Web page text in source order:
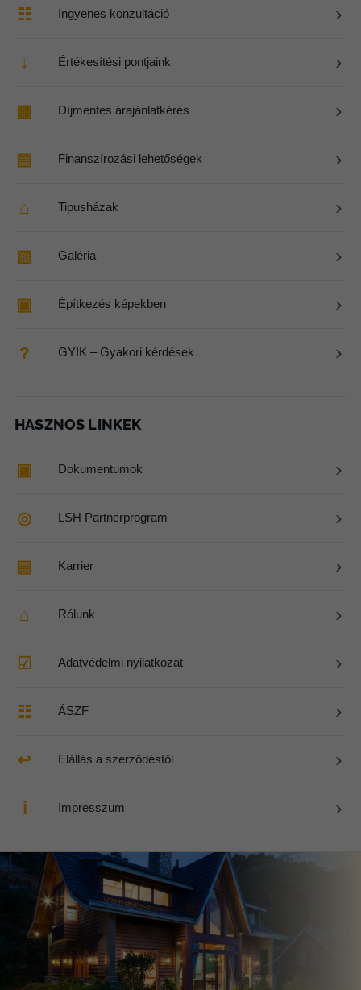
☷ Ingyenes konzultáció ›
↓ Értékesítési pontjaink ›
▦ Díjmentes árajánlatkérés ›
▤ Finanszírozási lehetőségek ›
⌂ Tipusházak ›
▧ Galéria ›
▣ Építkezés képekben ›
? GYIK – Gyakori kérdések ›
HASZNOS LINKEK
▣ Dokumentumok ›
◎ LSH Partnerprogram ›
▤ Karrier ›
⌂ Rólunk ›
☑ Adatvédelmi nyilatkozat ›
☷ ÁSZF ›
↩ Elállás a szerződéstől ›
ℹ Impresszum ›